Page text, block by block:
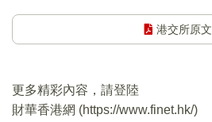
港交所原文
更多精彩內容，請登陸
財華香港網 (https://www.finet.hk/)